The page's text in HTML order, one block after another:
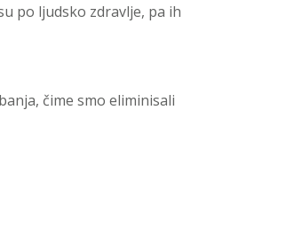
po ljudsko zdravlje, pa ih
čime smo eliminisali